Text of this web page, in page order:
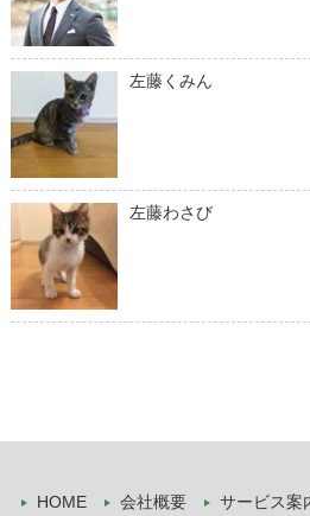
左藤くみん
左藤わさび
HOME 会社概要 サービス案